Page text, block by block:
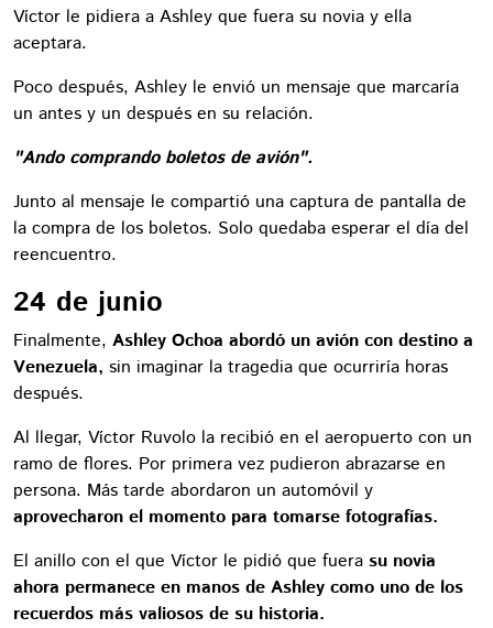
Víctor le pidiera a Ashley que fuera su novia y ella
aceptara.
Poco después, Ashley le envió un mensaje que marcaría
un antes y un después en su relación.
"Ando comprando boletos de avión".
Junto al mensaje le compartió una captura de pantalla de
la compra de los boletos. Solo quedaba esperar el día del
reencuentro.
24 de junio
Finalmente, Ashley Ochoa abordó un avión con destino a
Venezuela, sin imaginar la tragedia que ocurriría horas
después.
Al llegar, Víctor Ruvolo la recibió en el aeropuerto con un
ramo de flores. Por primera vez pudieron abrazarse en
persona. Más tarde abordaron un automóvil y
aprovecharon el momento para tomarse fotografías.
El anillo con el que Víctor le pidió que fuera su novia
ahora permanece en manos de Ashley como uno de los
recuerdos más valiosos de su historia.